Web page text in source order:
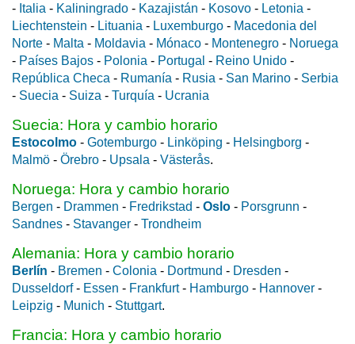
- Italia - Kaliningrado - Kazajistán - Kosovo - Letonia -
Liechtenstein - Lituania - Luxemburgo - Macedonia del
Norte - Malta - Moldavia - Mónaco - Montenegro - Noruega
- Países Bajos - Polonia - Portugal - Reino Unido -
República Checa - Rumanía - Rusia - San Marino - Serbia
- Suecia - Suiza - Turquía - Ucrania
Suecia: Hora y cambio horario
Estocolmo - Gotemburgo - Linköping - Helsingborg -
Malmö - Örebro - Upsala - Västerås.
Noruega: Hora y cambio horario
Bergen - Drammen - Fredrikstad - Oslo - Porsgrunn -
Sandnes - Stavanger - Trondheim
Alemania: Hora y cambio horario
Berlín - Bremen - Colonia - Dortmund - Dresden -
Dusseldorf- Essen - Frankfurt- Hamburgo - Hannover -
Leipzig - Munich - Stuttgart.
Francia: Hora y cambio horario